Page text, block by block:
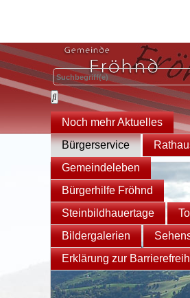
Noch mehr Aktuelles
Bürgerservice
Gemeindeleben
Bürgerhilfe Fröhnd
Steinbildhauertage
Bildergalerien
Erklärung zur